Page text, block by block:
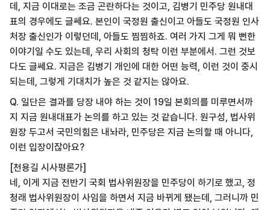
데, 지금 이대로는 조금 곤란하다는 것이고, 김병기 민주당 원내대
표의 경우에도 글쎄요. 본인이 국정원 출신이고 아들도 국정원 인사
처장 출신인가 이렇던데, 아들도 찜찜하죠. 여러 가지 그게 뭐 뻔한
이야기일 수도 있는데, 우리 사회의 청탁 이런 부분에서. 그런 것보
다도 글쎄요. 지금은 김병기 개인에 대한 어떤 능력, 이런 것이 중시
되는데, 그렇게 기대치가 높은 것 같지는 않아요.
Q. 일단은 결과를 당장 내야 하는 것이 19일 본회의를 미루면서까
지 지금 원내대표가 논의를 하고 있는 것 같습니다. 원구성, 법사위
원장 두고서 국민의힘은 내놔라, 민주당은 지금 논의할 때 아니다,
이런 입장이잖아요?
[천용길 시사평론가]
네, 이게 지금 전반기 국회 법사위원장을 민주당이 하기로 했고, 정
청래 법사위원장이 사임을 하면서 지금 바뀌게 됐는데, 그러니까 민